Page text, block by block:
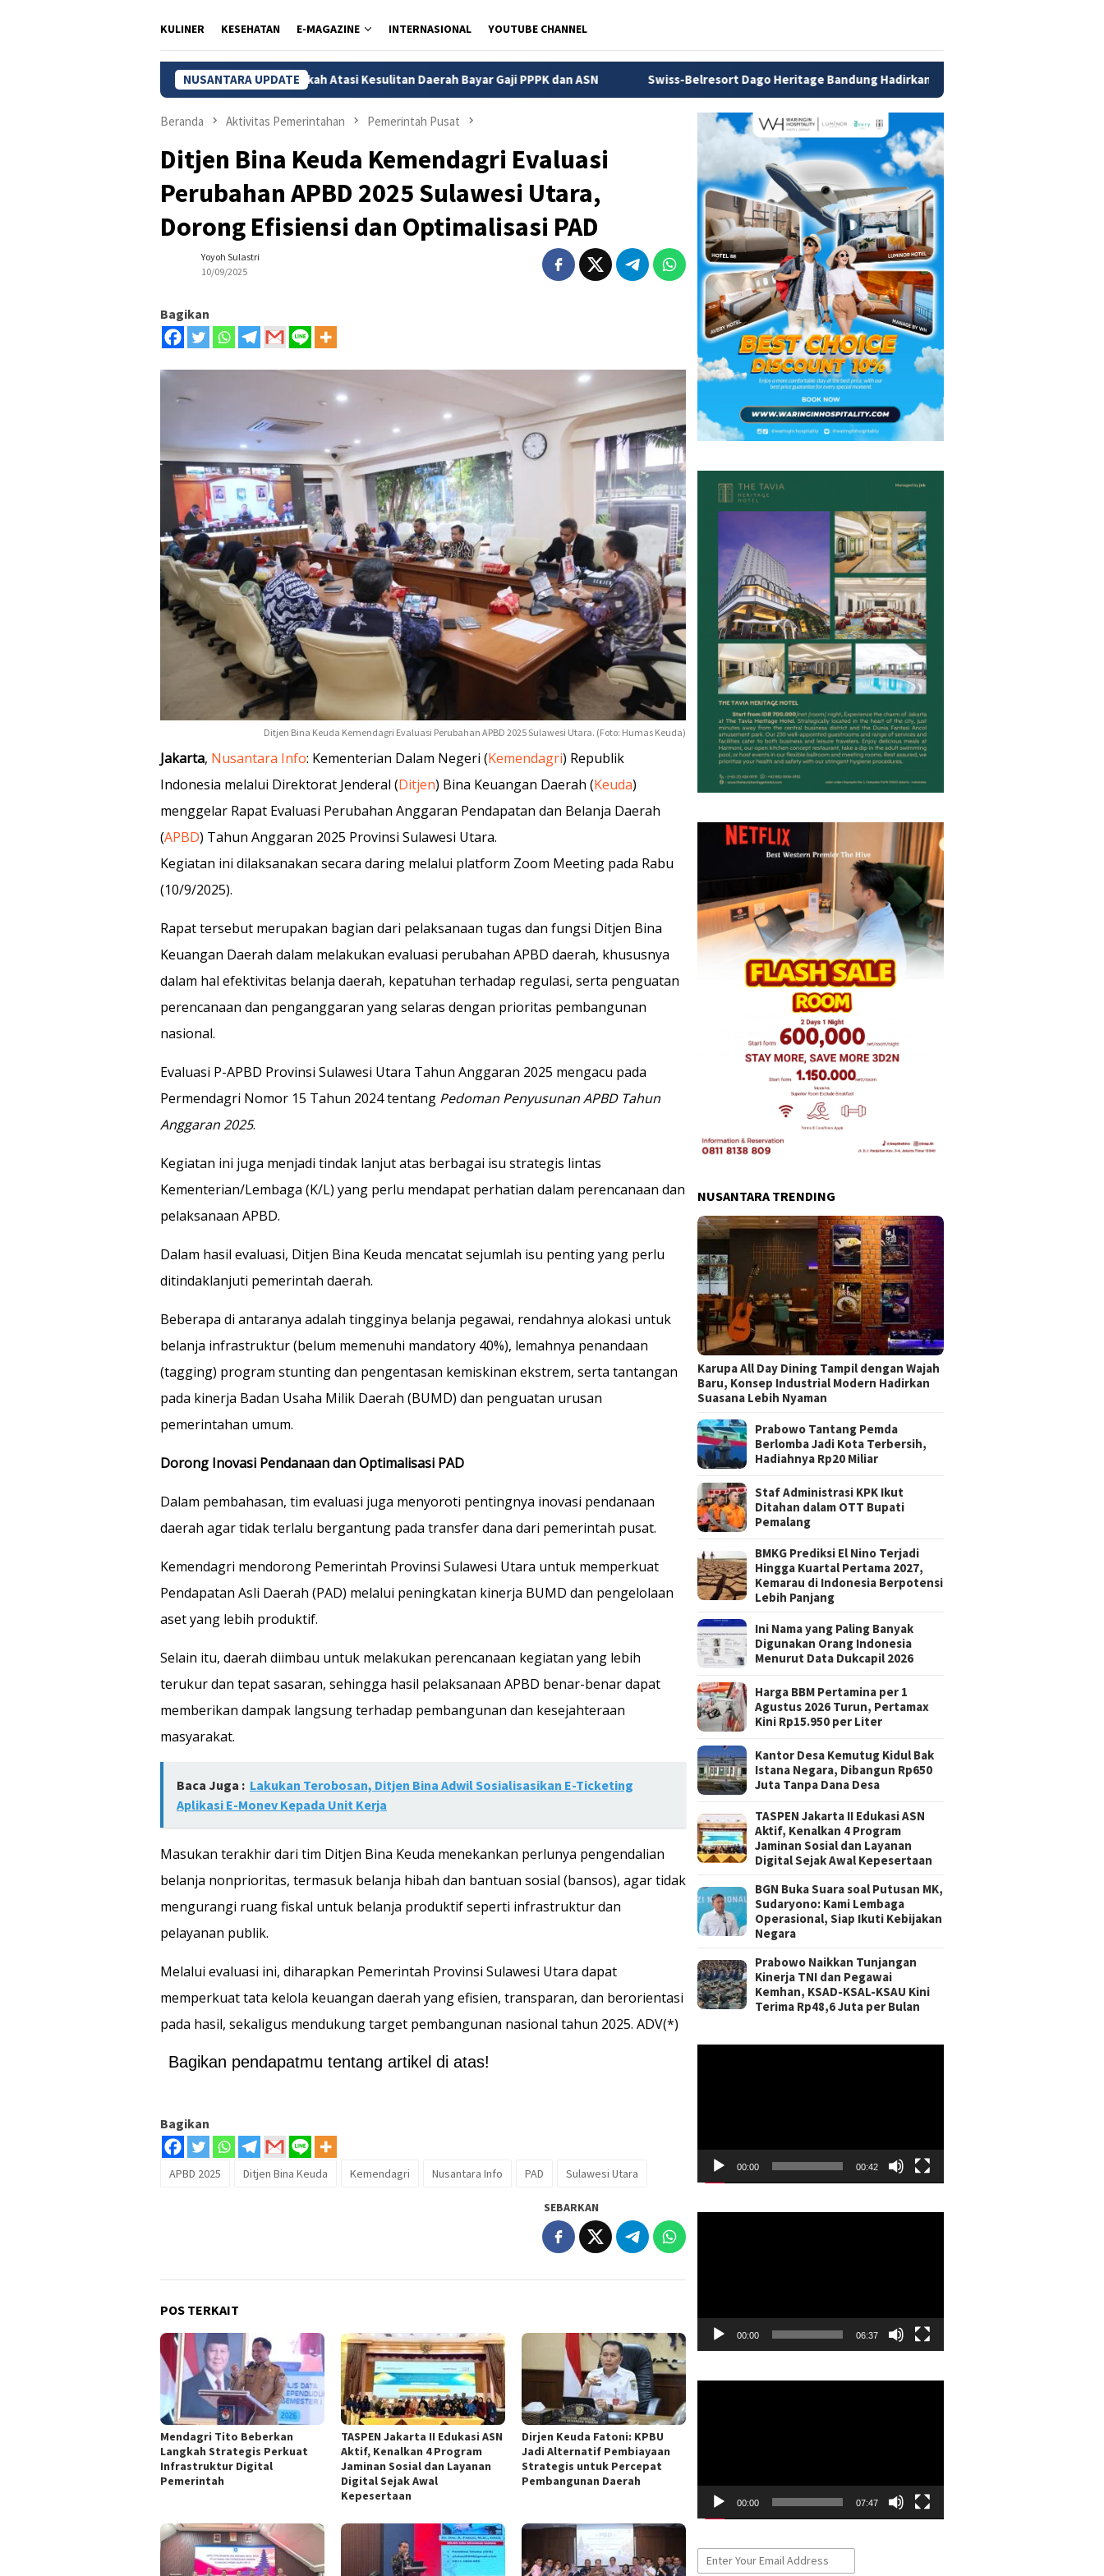
KULINER KESEHATAN E-MAGAZINE INTERNASIONAL YOUTUBE CHANNEL
NUSANTARA UPDATE
Tito Siapkan Tiga Langkah Atasi Kesulitan Daerah Bayar Gaji PPPK dan ASN Swiss-Belresort Dago Heritage Bandung Hadirkan Promo Merdeka Escape 2026, Diskon Menginap
Beranda Aktivitas Pemerintahan Pemerintah Pusat
Ditjen Bina Keuda Kemendagri Evaluasi
Perubahan APBD 2025 Sulawesi Utara,
Dorong Efisiensi dan Optimalisasi PAD
Yoyoh Sulastri
10/09/2025
Bagikan
Ditjen Bina Keuda Kemendagri Evaluasi Perubahan APBD 2025 Sulawesi Utara. (Foto: Humas Keuda)
Jakarta, Nusantara Info: Kementerian Dalam Negeri (Kemendagri) Republik
Indonesia melalui Direktorat Jenderal (Ditjen) Bina Keuangan Daerah (Keuda)
menggelar Rapat Evaluasi Perubahan Anggaran Pendapatan dan Belanja Daerah
(APBD) Tahun Anggaran 2025 Provinsi Sulawesi Utara.
Kegiatan ini dilaksanakan secara daring melalui platform Zoom Meeting pada Rabu
(10/9/2025).
Rapat tersebut merupakan bagian dari pelaksanaan tugas dan fungsi Ditjen Bina
Keuangan Daerah dalam melakukan evaluasi perubahan APBD daerah, khususnya
dalam hal efektivitas belanja daerah, kepatuhan terhadap regulasi, serta penguatan
perencanaan dan penganggaran yang selaras dengan prioritas pembangunan
nasional.
Evaluasi P-APBD Provinsi Sulawesi Utara Tahun Anggaran 2025 mengacu pada
Permendagri Nomor 15 Tahun 2024 tentang Pedoman Penyusunan APBD Tahun
Anggaran 2025.
Kegiatan ini juga menjadi tindak lanjut atas berbagai isu strategis lintas
Kementerian/Lembaga (K/L) yang perlu mendapat perhatian dalam perencanaan dan
pelaksanaan APBD.
Dalam hasil evaluasi, Ditjen Bina Keuda mencatat sejumlah isu penting yang perlu
ditindaklanjuti pemerintah daerah.
Beberapa di antaranya adalah tingginya belanja pegawai, rendahnya alokasi untuk
belanja infrastruktur (belum memenuhi mandatory 40%), lemahnya penandaan
(tagging) program stunting dan pengentasan kemiskinan ekstrem, serta tantangan
pada kinerja Badan Usaha Milik Daerah (BUMD) dan penguatan urusan
pemerintahan umum.
Dorong Inovasi Pendanaan dan Optimalisasi PAD
Dalam pembahasan, tim evaluasi juga menyoroti pentingnya inovasi pendanaan
daerah agar tidak terlalu bergantung pada transfer dana dari pemerintah pusat.
Kemendagri mendorong Pemerintah Provinsi Sulawesi Utara untuk memperkuat
Pendapatan Asli Daerah (PAD) melalui peningkatan kinerja BUMD dan pengelolaan
aset yang lebih produktif.
Selain itu, daerah diimbau untuk melakukan perencanaan kegiatan yang lebih
terukur dan tepat sasaran, sehingga hasil pelaksanaan APBD benar-benar dapat
memberikan dampak langsung terhadap pembangunan dan kesejahteraan
masyarakat.
Baca Juga : Lakukan Terobosan, Ditjen Bina Adwil Sosialisasikan E-Ticketing
Aplikasi E-Monev Kepada Unit Kerja
Masukan terakhir dari tim Ditjen Bina Keuda menekankan perlunya pengendalian
belanja nonprioritas, termasuk belanja hibah dan bantuan sosial (bansos), agar tidak
mengurangi ruang fiskal untuk belanja produktif seperti infrastruktur dan
pelayanan publik.
Melalui evaluasi ini, diharapkan Pemerintah Provinsi Sulawesi Utara dapat
memperkuat tata kelola keuangan daerah yang efisien, transparan, dan berorientasi
pada hasil, sekaligus mendukung target pembangunan nasional tahun 2025. ADV(*)
Bagikan pendapatmu tentang artikel di atas!
Bagikan
APBD 2025 Ditjen Bina Keuda Kemendagri Nusantara Info PAD Sulawesi Utara
SEBARKAN
POS TERKAIT
Mendagri Tito Beberkan
Langkah Strategis Perkuat
Infrastruktur Digital
Pemerintah
TASPEN Jakarta II Edukasi ASN
Aktif, Kenalkan 4 Program
Jaminan Sosial dan Layanan
Digital Sejak Awal
Kepesertaan
Dirjen Keuda Fatoni: KPBU
Jadi Alternatif Pembiayaan
Strategis untuk Percepat
Pembangunan Daerah
NUSANTARA TRENDING
Karupa All Day Dining Tampil dengan Wajah
Baru, Konsep Industrial Modern Hadirkan
Suasana Lebih Nyaman
Prabowo Tantang Pemda
Berlomba Jadi Kota Terbersih,
Hadiahnya Rp20 Miliar
Staf Administrasi KPK Ikut
Ditahan dalam OTT Bupati
Pemalang
BMKG Prediksi El Nino Terjadi
Hingga Kuartal Pertama 2027,
Kemarau di Indonesia Berpotensi
Lebih Panjang
Ini Nama yang Paling Banyak
Digunakan Orang Indonesia
Menurut Data Dukcapil 2026
Harga BBM Pertamina per 1
Agustus 2026 Turun, Pertamax
Kini Rp15.950 per Liter
Kantor Desa Kemutug Kidul Bak
Istana Negara, Dibangun Rp650
Juta Tanpa Dana Desa
TASPEN Jakarta II Edukasi ASN
Aktif, Kenalkan 4 Program
Jaminan Sosial dan Layanan
Digital Sejak Awal Kepesertaan
BGN Buka Suara soal Putusan MK,
Sudaryono: Kami Lembaga
Operasional, Siap Ikuti Kebijakan
Negara
Prabowo Naikkan Tunjangan
Kinerja TNI dan Pegawai
Kemhan, KSAD-KSAL-KSAU Kini
Terima Rp48,6 Juta per Bulan
00:00 00:42
00:00 06:37
00:00 07:47